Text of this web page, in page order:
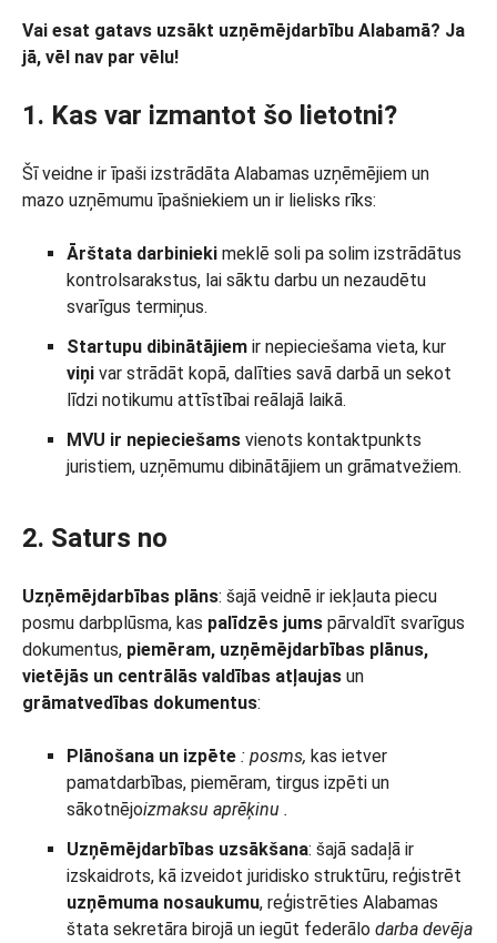
Vai esat gatavs uzsākt uzņēmējdarbību Alabamā? Ja
jā, vēl nav par vēlu!
1. Kas var izmantot šo lietotni?
Šī veidne ir īpaši izstrādāta Alabamas uzņēmējiem un
mazo uzņēmumu īpašniekiem un ir lielisks rīks:
Ārštata darbinieki meklē soli pa solim izstrādātus
kontrolsarakstus, lai sāktu darbu un nezaudētu
svarīgus termiņus.
Startupu dibinātājiem ir nepieciešama vieta, kur
viņi var strādāt kopā, dalīties savā darbā un sekot
līdzi notikumu attīstībai reālajā laikā.
MVU ir nepieciešams vienots kontaktpunkts
juristiem, uzņēmumu dibinātājiem un grāmatvežiem.
2. Saturs no
Uzņēmējdarbības plāns: šajā veidnē ir iekļauta piecu
posmu darbplūsma, kas palīdzēs jums pārvaldīt svarīgus
dokumentus, piemēram, uzņēmējdarbības plānus,
vietējās un centrālās valdības atļaujas un
grāmatvedības dokumentus:
Plānošana un izpēte : posms, kas ietver
pamatdarbības, piemēram, tirgus izpēti un
sākotnējoizmaksu aprēķinu .
Uzņēmējdarbības uzsākšana: šajā sadaļā ir
izskaidrots, kā izveidot juridisko struktūru, reģistrēt
uzņēmuma nosaukumu, reģistrēties Alabamas
štata sekretāra birojā un iegūt federālo darba devēja